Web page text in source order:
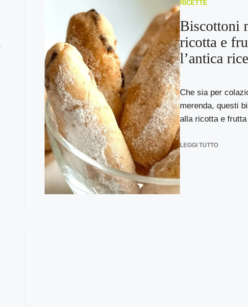
RICETTE
Biscottoni
ricotta e
l’antica
Che sia per
merenda, questi
alla ricotta e
LEGGI TUTTO